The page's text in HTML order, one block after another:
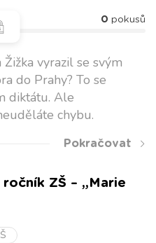
0 pokusů
vyrazil se svým
do Prahy? To se
diktátu. Ale
chybu.
Pokračovat
ZŠ – „Marie